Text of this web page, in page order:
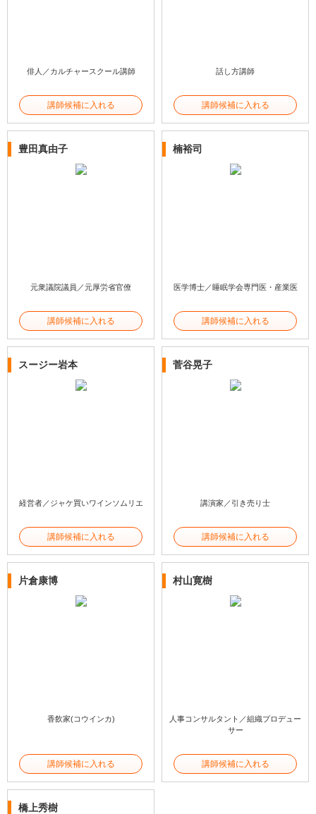
俳人／カルチャースクール講師
講師候補に入れる
話し方講師
講師候補に入れる
豊田真由子
元衆議院議員／元厚労省官僚
講師候補に入れる
楠裕司
医学博士／睡眠学会専門医・産業医
講師候補に入れる
スージー岩本
経営者／ジャケ買いワインソムリエ
講師候補に入れる
菅谷晃子
講演家／引き売り士
講師候補に入れる
片倉康博
香飲家(コウインカ)
講師候補に入れる
村山寛樹
人事コンサルタント／組織プロデュー
サー
講師候補に入れる
橋上秀樹